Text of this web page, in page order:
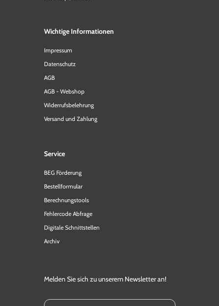
Wichtige Informationen
Impressum
Datenschutz
AGB
AGB - Webshop
Widerrufsbelehrung
Versand und Zahlung
Service
BEG Förderung
Bestellformular
Berechnungstools
Fehlercode Abfrage
Digitale Schnittstellen
Archiv
Melden Sie sich zu unserem Newsletter an!